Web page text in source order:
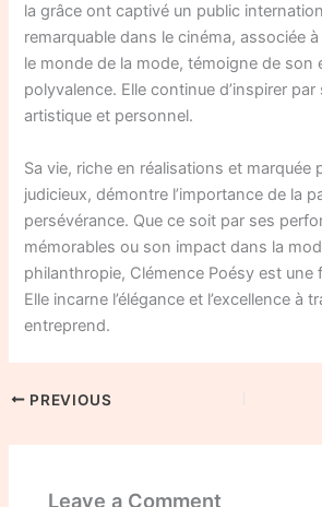
la grâce ont captivé un public
remarquable dans le cinéma, associée
le monde de la mode, témoigne de son
polyvalence. Elle continue d’inspirer
artistique et personnel.
Sa vie, riche en réalisations et marquée
judicieux, démontre l’importance de la
persévérance. Que ce soit par ses
mémorables ou son impact dans la
philanthropie, Clémence Poésy est une
Elle incarne l’élégance et l’excellence à
entreprend.
PREVIOUS
Leave a Comment